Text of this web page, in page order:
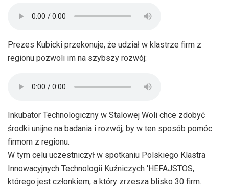
Prezes Kubicki przekonuje, że udział w klastrze firm z
regionu pozwoli im na szybszy rozwój:
Inkubator Technologiczny w Stalowej Woli chce zdobyć
środki unijne na badania i rozwój, by w ten sposób pomóc
firmom z regionu.
W tym celu uczestniczył w spotkaniu Polskiego Klastra
Innowacyjnych Technologii Kuźniczych 'HEFAJSTOS,
którego jest członkiem, a który zrzesza blisko 30 firm.